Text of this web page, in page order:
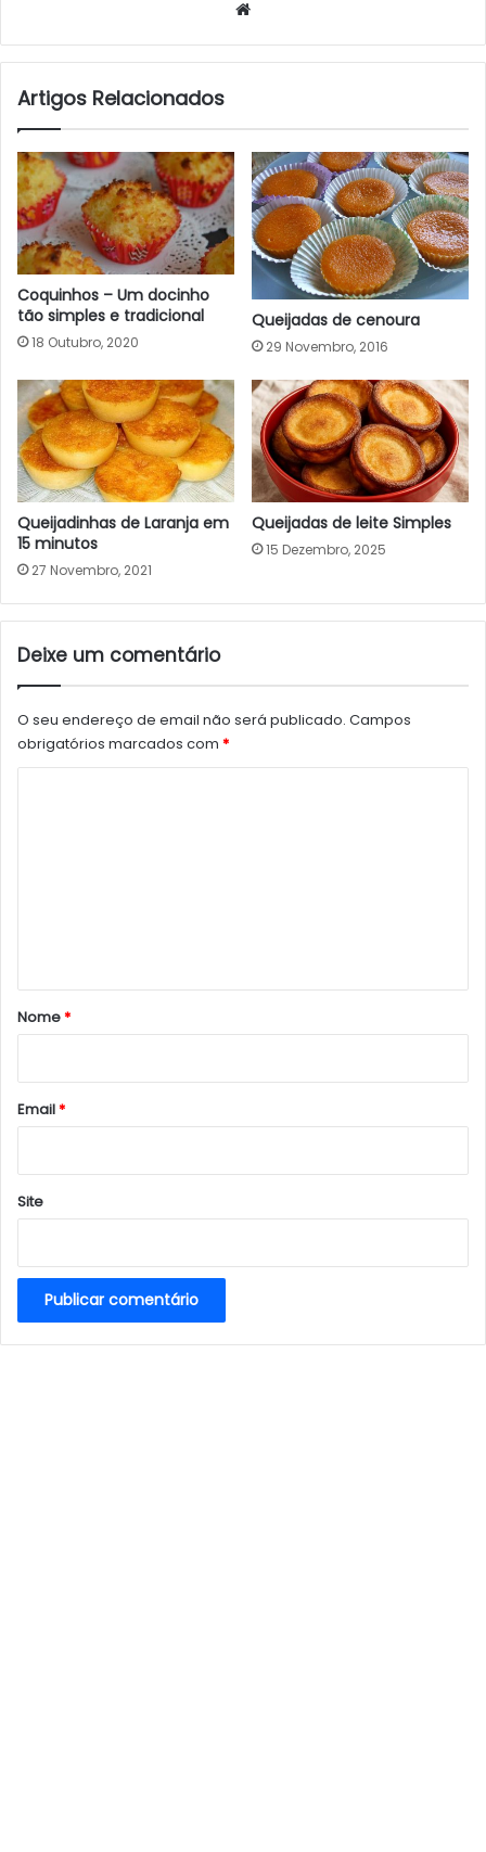
Artigos Relacionados
Coquinhos – Um docinho
tão simples e tradicional
18 Outubro, 2020
Queijadas de cenoura
29 Novembro, 2016
Queijadinhas de Laranja em
15 minutos
27 Novembro, 2021
Queijadas de leite Simples
15 Dezembro, 2025
Deixe um comentário
O seu endereço de email não será publicado. Campos
obrigatórios marcados com *
r
*
Nome*
Email*
Site